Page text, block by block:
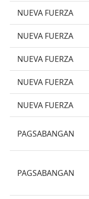
NUEVA FUERZA
NUEVA FUERZA
NUEVA FUERZA
NUEVA FUERZA
NUEVA FUERZA
PAGSABANGAN
PAGSABANGAN